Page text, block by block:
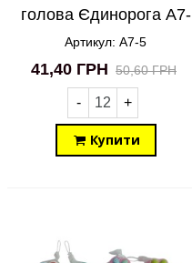
голова Єдинорога A7-
5
Артикул: A7-5
41,40 ГРН 50,60 ГРН
- +
Купити